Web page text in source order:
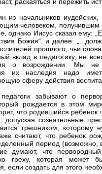
из начальников
человеком, получившим
однако Иисус сказал ему:
Божия“, и далее:
прошлого, чьи
вклад в педагогику, не
о возрождении. Мы
их наследия надо
сферу действия
забывают о
рождается в этом
что родившийся ребенок
сознательные
грешником, которому
считают, что ребенок
период (возможно,
думают, что
ко греху, которая
если создать для этого